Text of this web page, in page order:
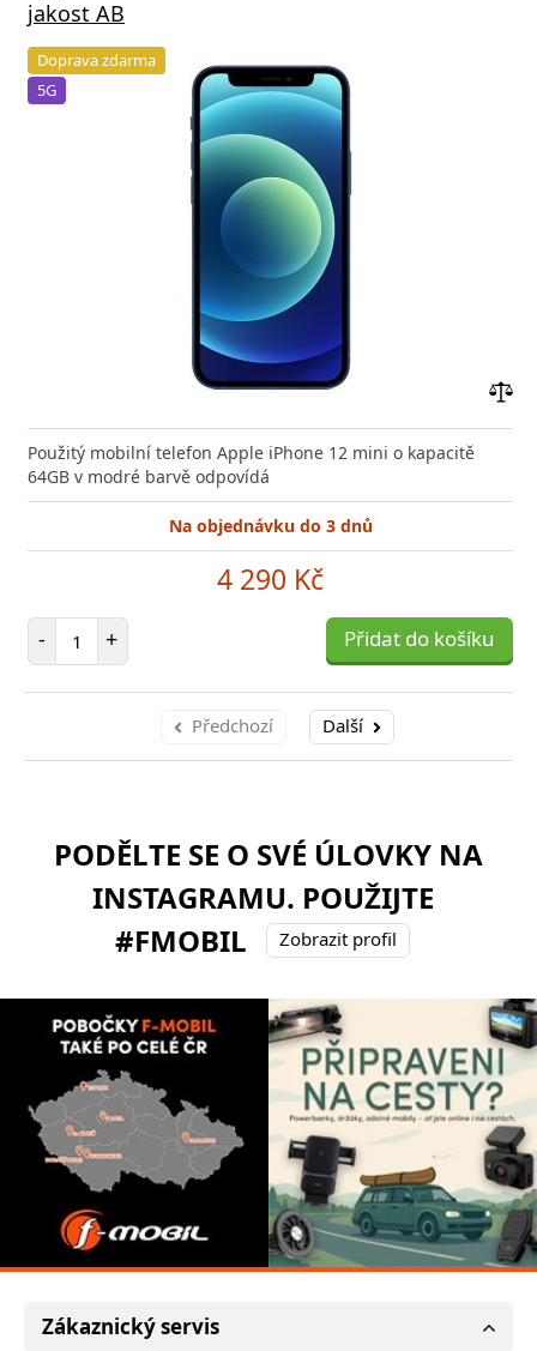
jakost AB
Doprava zdarma
5G
Použitý mobilní telefon Apple iPhone 12 mini o kapacitě
64GB v modré barvě odpovídá
Na objednávku do 3 dnů
4 290 Kč
- Počet položek
+ Přidat do košíku
Předchozí Další
PODĚLTE SE O SVÉ ÚLOVKY NA
INSTAGRAMU. POUŽIJTE
#FMOBIL
Zobrazit profil
Zákaznický servis